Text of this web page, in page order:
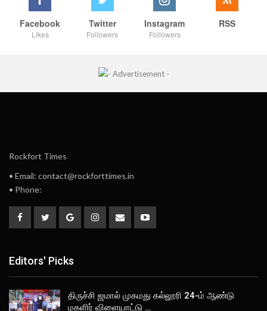
Facebook
Likes
Twitter
Followers
Instagram
Followers
RSS
Rockfort Times
• Email: contact@rockforttimes.in
• Phone:
Editors' Picks
திருச்சி ஜமால் முகமது கல்லூரி 24-ம் ஆண்டு
மகளிர் விளையாட்டு …